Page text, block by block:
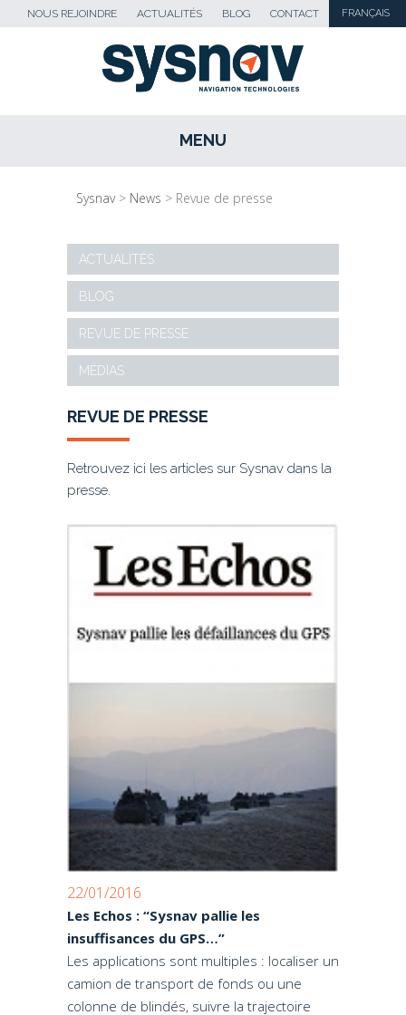
FRANÇAIS
CONTACT
BLOG
ACTUALITÉS
NOUS REJOINDRE
MENU
SKIP TO CONTENT
Sysnav> News > Revue de presse
ACTUALITÉS
BLOG
REVUE DE PRESSE
MÉDIAS
REVUE DE PRESSE
Retrouvez ici les articles sur Sysnav dans la
presse.
22/01/2016
Les Echos : “Sysnav pallie les
insuffisances du GPS…”
Les applications sont multiples : localiser un
camion de transport de fonds ou une
colonne de blindés, suivre la trajectoire